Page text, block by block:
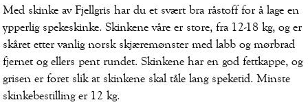
Med skinke av Fjellgris har du et svært bra råstoff for å lage en
ypperlig spekeskinke. Skinkene våre er store, fra 12-18 kg, og er
skåret etter vanlig norsk skjæremønster med labb og mørbrad
fjernet og ellers pent rundet. Skinkene har en god fettkappe, og
grisen er foret slik at skinkene skal tåle lang speketid. Minste
skinkebestilling er 12 kg.